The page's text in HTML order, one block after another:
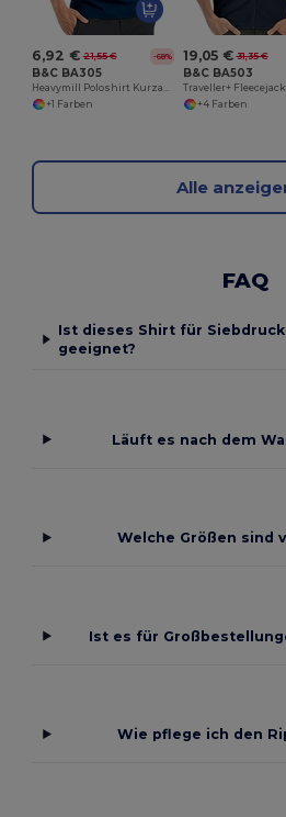
6,92 € 21,55 € -68%
B&C BA305
Heavymill Poloshirt Kurzarm
+1 Farben
19,05 € 31,35 €
B&C BA503
Traveller+
+4 Farben
Alle
FAQ
Ist dieses Shirt für
geeignet?
Läuft es nach dem
Welche Größen sind
Ist es für
Wie pflege ich den